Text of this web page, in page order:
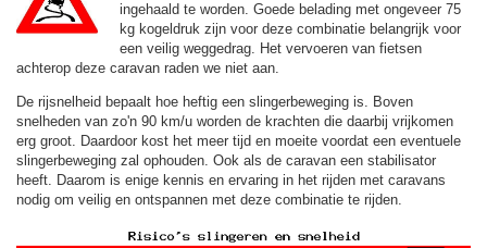
ingehaald te worden. Goede belading met ongeveer 75
kg kogeldruk zijn voor deze combinatie belangrijk voor
een veilig weggedrag. Het vervoeren van fietsen
achterop deze caravan raden we niet aan.
De rijsnelheid bepaalt hoe heftig een slingerbeweging is. Boven
snelheden van zo'n 90 km/u worden de krachten die daarbij vrijkomen
erg groot. Daardoor kost het meer tijd en moeite voordat een eventuele
slingerbeweging zal ophouden. Ook als de caravan een stabilisator
heeft. Daarom is enige kennis en ervaring in het rijden met caravans
nodig om veilig en ontspannen met deze combinatie te rijden.